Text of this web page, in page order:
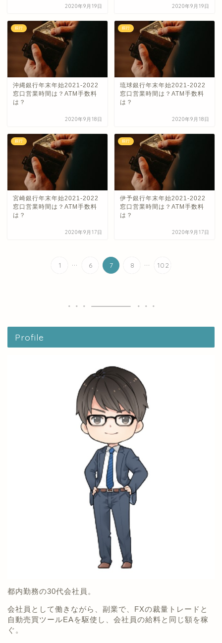
2020年9月19日 2020年9月19日
銀行
沖縄銀行年末年始2021-2022
窓口営業時間は？ATM手数料
は？
2020年9月18日
銀行
琉球銀行年末年始2021-2022
窓口営業時間は？ATM手数料
は？
2020年9月18日
銀行
宮崎銀行年末年始2021-2022
窓口営業時間は？ATM手数料
は？
2020年9月17日
銀行
伊予銀行年末年始2021-2022
窓口営業時間は？ATM手数料
は？
2020年9月17日
1 ... 6 7 8 ... 102
Profile
都内勤務の30代会社員。
会社員として働きながら、副業で、FXの裁量トレードと
自動売買ツールEAを駆使し、会社員の給料と同じ額を稼
ぐ。